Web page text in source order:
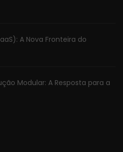
A Nova Fronteira do
Modular: A Resposta para a
funcionalidade
como o site é